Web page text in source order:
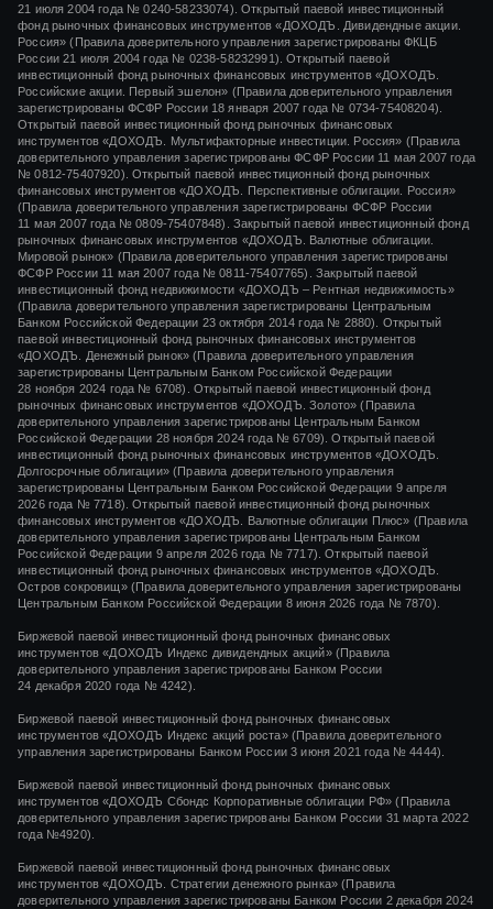
21 июля 2004 года № 0240-58233074). Открытый паевой инвестиционный
фонд рыночных финансовых инструментов «ДОХОДЪ. Дивидендные акции.
Россия» (Правила доверительного управления зарегистрированы ФКЦБ
России21 июля 2004 года № 0238-58232991). Открытый паевой
инвестиционный фонд рыночных финансовых инструментов «ДОХОДЪ.
Российские акции. Первый эшелон» (Правила доверительного управления
зарегистрированы ФСФР России 18 января 2007 года № 0734-75408204).
Открытый паевой инвестиционный фонд рыночных финансовых
инструментов «ДОХОДЪ. Мультифакторные инвестиции. Россия» (Правила
доверительного управления зарегистрированы ФСФР России 11 мая 2007 года
№ 0812-75407920). Открытый паевой инвестиционный фонд рыночных
финансовых инструментов «ДОХОДЪ. Перспективные облигации. Россия»
(Правила доверительного управления зарегистрированы ФСФР России
11 мая 2007 года № 0809-75407848).
Закрытый паевой инвестиционный фонд
рыночных финансовых инструментов «ДОХОДЪ. Валютные облигации.
Мировой рынок» (Правила доверительного управления зарегистрированы
ФСФР России 11 мая 2007 года № 0811-75407765).
Закрытый паевой
инвестиционный фонд недвижимости «ДОХОДЪ – Рентная недвижимость»
(Правила доверительного управления зарегистрированы Центральным
Банком Российской Федерации 23 октября 2014 года № 2880).
Открытый
паевой инвестиционный фонд рыночных финансовых инструментов
«ДОХОДЪ. Денежный рынок» (Правила доверительного управления
зарегистрированы Центральным Банком Российской Федерации
28 ноября 2024 года № 6708).
Открытый паевой инвестиционный фонд
рыночных финансовых инструментов «ДОХОДЪ. Золото» (Правила
доверительного управления зарегистрированы Центральным Банком
Российской Федерации 28 ноября 2024 года№ 6709). Открытый паевой
инвестиционный фонд рыночных финансовых инструментов «ДОХОДЪ.
Долгосрочные облигации» (Правила доверительного управления
зарегистрированы Центральным Банком Российской Федерации 9 апреля
2026 года № 7718). Открытый паевой инвестиционный фонд рыночных
финансовых инструментов «ДОХОДЪ. Валютные облигации Плюс» (Правила
доверительного управления зарегистрированы Центральным Банком
Российской Федерации 9 апреля 2026 года № 7717). Открытый паевой
инвестиционный фонд рыночных финансовых инструментов «ДОХОДЪ.
Остров сокровищ» (Правила доверительного управления зарегистрированы
Центральным Банком Российской Федерации 8 июня 2026 года № 7870).
Биржевой паевой инвестиционный фонд рыночных финансовых
инструментов«ДОХОДЪ Индекс дивидендных акций»(Правила
доверительного управления зарегистрированы Банком России
24 декабря 2020 года № 4242)
Биржевой паевой инвестиционный фонд рыночных финансовых
инструментов«ДОХОДЪ Индекс акций роста»(Правила доверительного
управления зарегистрированы Банком России3 июня 2021 года № 4444).
Биржевой паевой инвестиционный фонд рыночных финансовых
инструментов «ДОХОДЪ Сбондс Корпоративные облигации РФ» (Правила
доверительного управления зарегистрированы Банком России 31 марта 2022
года №4920).
Биржевой паевой инвестиционный фонд рыночных финансовых
инструментов «ДОХОДЪ. Стратегии денежного рынка» (Правила
доверительного управления зарегистрированы Банком России 2 декабря 2024